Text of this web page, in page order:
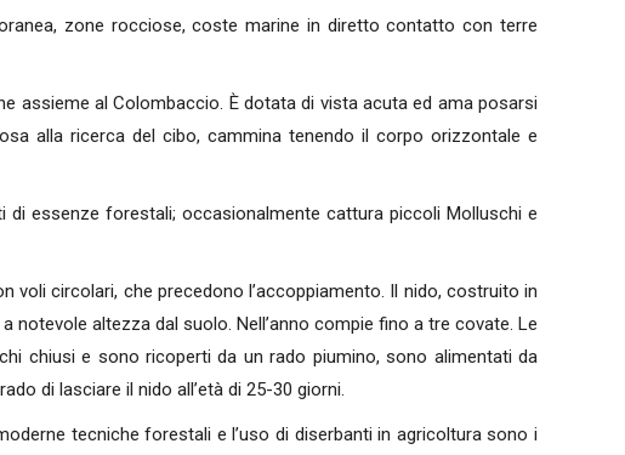
zone rocciose, coste marine in diretto contatto con terre
assieme al Colombaccio. È dotata di vista acuta ed ama posarsi
alla ricerca del cibo, cammina tenendo il corpo orizzontale e
essenze forestali; occasionalmente cattura piccoli Molluschi e
circolari, che precedono l’accoppiamento. Il nido, costruito in
altezza dal suolo. Nell’anno compie fino a tre covate. Le
chiusi e sono ricoperti da un rado piumino, sono alimentati da
di lasciare il nido all’età di 25-30 giorni.
tecniche forestali e l’uso di diserbanti in agricoltura sono i